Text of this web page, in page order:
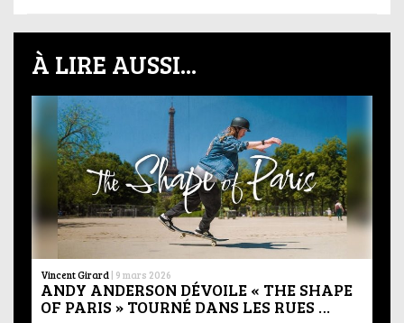
À LIRE AUSSI...
Vincent Girard | 9 mars 2026
ANDY ANDERSON DÉVOILE « THE SHAPE
OF PARIS » TOURNÉ DANS LES RUES …